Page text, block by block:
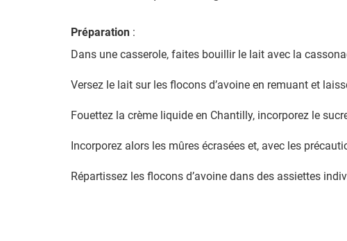
Préparation :
Dans une casserole, faites bouillir le lait avec la
Versez le lait sur les flocons d’avoine en remuant et
Fouettez la crème liquide en Chantilly, incorporez le
Incorporez alors les mûres écrasées et, avec les
Répartissez les flocons d’avoine dans des assiettes